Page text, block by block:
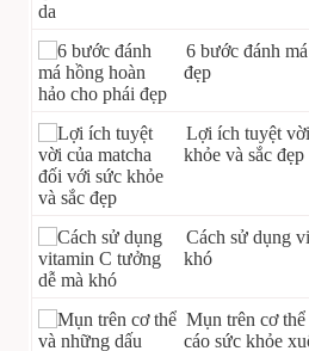
6 bước đánh
đẹp
Lợi ích tuyệt
khỏe và sắc đẹp
Cách sử dụng
khó
Mụn trên cơ
cáo sức khỏe